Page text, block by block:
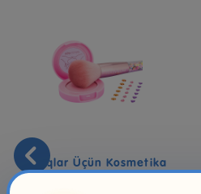
Uşaqlar Üçün Kosmetika
Dəsti TOPModel Blush &